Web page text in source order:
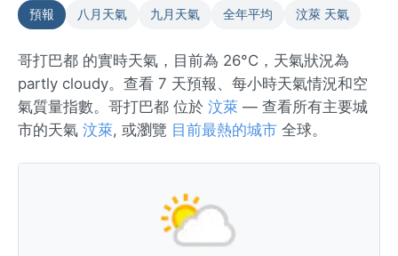
預報 八月天氣 九月天氣 全年平均 汶萊 天氣
哥打巴都 的實時天氣，目前為 26°C，天氣狀況為
partly cloudy。查看 7 天預報、每小時天氣情況和空
氣質量指數。哥打巴都 位於 汶萊 — 查看所有主要城
市的天氣 汶萊, 或瀏覽 目前最熱的城市 全球。